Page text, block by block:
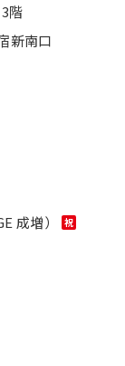
階
新南口
成増） 祝